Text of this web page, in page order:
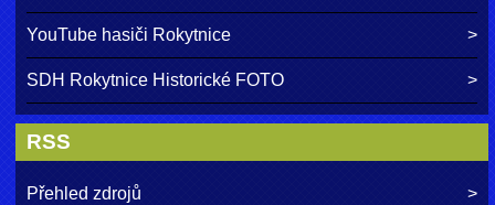
YouTube hasiči Rokytnice
SDH Rokytnice Historické FOTO
RSS
Přehled zdrojů